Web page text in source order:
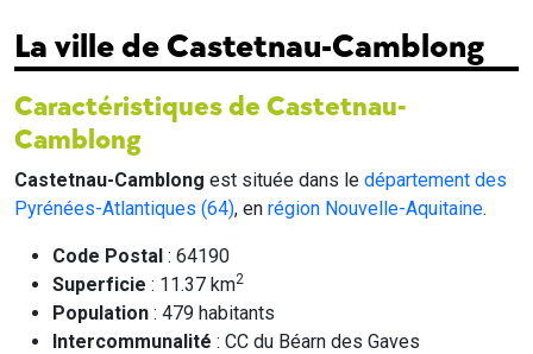
La ville de Castetnau-Camblong
Caractéristiques de Castetnau-
Camblong
Castetnau-Camblong est située dans le département des
Pyrénées-Atlantiques (64), en région Nouvelle-Aquitaine.
Code Postal : 64190
Superficie : 11.37 km2
Population : 479 habitants
Intercommunalité : CC du Béarn des Gaves